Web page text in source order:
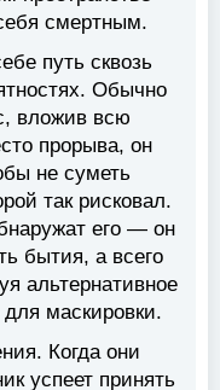
смертным.
путь сквозь
Обычно
вложив всю
прорыва, он
не суметь
так рисковал.
его — он
бытия, а всего
альтернативное
маскировки.
Когда они
успеет принять